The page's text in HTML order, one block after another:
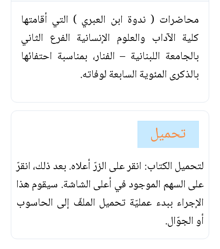
محاضرات ( ندوة ابن العبري ) التي أقامتها
كلية الآداب والعلوم الإنسانية الفرع الثاني
بالجامعة اللبنانية – الفنار، بمناسبة احتفائها
بالذكرى المئوية السابعة لوفاته.
تحميل
لتحميل الكتاب: انقر على الزرّ أعلاه. بعد ذلك، انقرّ
على السهم الموجود في أعلى الشاشة. سيقوم هذا
الإجراء ببدء عمليّة تحميل الملفّ إلى الحاسوب
أو الجوّال.